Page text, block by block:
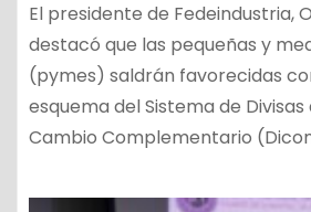
El presidente de Fedeindustria,
destacó que las pequeñas y
(pymes) saldrán favorecidas
esquema del Sistema de Divisas
Cambio Complementario